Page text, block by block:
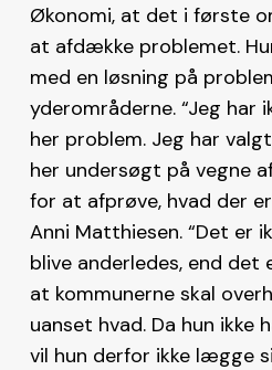
Økonomi, at det i første
at afdække problemet.
med en løsning på
yderområderne. “Jeg har
her problem. Jeg har
her undersøgt på vegne
for at afprøve, hvad der
Anni Matthiesen. “Det er
blive anderledes, end det
at kommunerne skal
uanset hvad. Da hun ikke
vil hun derfor ikke lægge